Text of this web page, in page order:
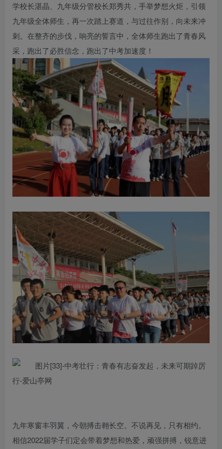
学校长湛晶、九年级分管校长郑秀共，手举梦想火炬，引领
九年级全体师生，再一次踏上赛道，与过往作别，向未来冲
刺。在整齐的步伐，响亮的誓言中，全体师生跑出了青春风
采，跑出了必胜信念，跑出了中考加速度！
九年寒窗丰羽翼，今朝搏击翱长空。不说再见，只有相约。
相信2022届学子们定会带着梦想和热爱，顽强拼搏，锐意进